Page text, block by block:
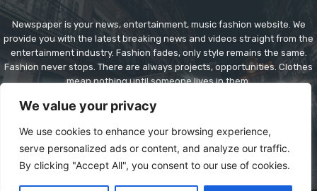
We value your privacy
We use cookies to enhance your browsing experience,
serve personalized ads or content, and analyze our traffic.
By clicking "Accept All", you consent to our use of cookies.
Newspaper is your news, entertainment, music fashion website. We
provide you with the latest breaking news and videos straight from the
entertainment industry. Fashion fades, only style remains the same.
Fashion never stops. There are always projects, opportunities. Clothes
mean nothing until someone lives in them.
Contact us:contact@yoursite.com